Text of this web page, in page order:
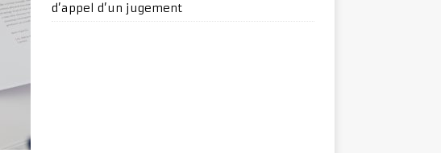
d’appel d’un jugement